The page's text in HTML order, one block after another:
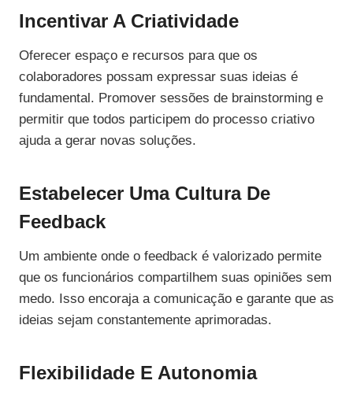
Incentivar A Criatividade
Oferecer espaço e recursos para que os
colaboradores possam expressar suas ideias é
fundamental. Promover sessões de brainstorming e
permitir que todos participem do processo criativo
ajuda a gerar novas soluções.
Estabelecer Uma Cultura De
Feedback
Um ambiente onde o feedback é valorizado permite
que os funcionários compartilhem suas opiniões sem
medo. Isso encoraja a comunicação e garante que as
ideias sejam constantemente aprimoradas.
Flexibilidade E Autonomia